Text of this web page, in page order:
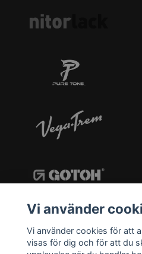
Vi använder
Vi använder cookies för att
visas för dig och för att du